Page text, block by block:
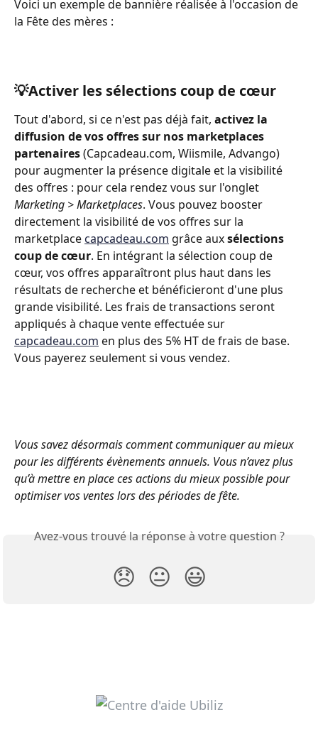
Voici un exemple de bannière réalisée à l'occasion de
la Fête des mères :
💡Activer les sélections coup de cœur
Tout d'abord, si ce n'est pas déjà fait, activez la
diffusion de vos offres sur nos marketplaces
partenaires (Capcadeau.com, Wiismile, Advango)
pour augmenter la présence digitale et la visibilité
des offres : pour cela rendez vous sur l'onglet
Marketing > Marketplaces. Vous pouvez booster
directement la visibilité de vos offres sur la
marketplace capcadeau.com grâce aux sélections
coup de cœur. En intégrant la sélection coup de
cœur, vos offres apparaîtront plus haut dans les
résultats de recherche et bénéficieront d'une plus
grande visibilité. Les frais de transactions seront
appliqués à chaque vente effectuée sur
capcadeau.com en plus des 5% HT de frais de base.
Vous payerez seulement si vous vendez.
Vous savez désormais comment communiquer au mieux
pour les différents évènements annuels. Vous n’avez plus
qu’à mettre en place ces actions du mieux possible pour
optimiser vos ventes lors des périodes de fête.
Avez-vous trouvé la réponse à votre question ?
😞 😐 😃